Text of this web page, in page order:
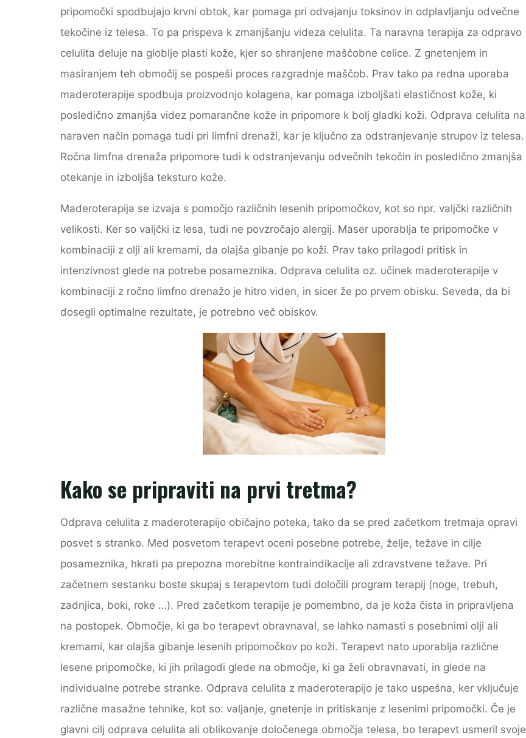
pripomočki spodbujajo krvni obtok, kar pomaga pri odvajanju toksinov in odplavljanju odvečne
tekočine iz telesa. To pa prispeva k zmanjšanju videza celulita. Ta naravna terapija za odpravo
celulita deluje na globlje plasti kože, kjer so shranjene maščobne celice. Z gnetenjem in
masiranjem teh območij se pospeši proces razgradnje maščob. Prav tako pa redna uporaba
maderoterapije spodbuja proizvodnjo kolagena, kar pomaga izboljšati elastičnost kože, ki
posledično zmanjša videz pomarančne kože in pripomore k bolj gladki koži. Odprava celulita na
naraven način pomaga tudi pri limfni drenaži, kar je ključno za odstranjevanje strupov iz telesa.
Ročna limfna drenaža pripomore tudi k odstranjevanju odvečnih tekočin in posledično zmanjša
otekanje in izboljša teksturo kože.
Maderoterapija se izvaja s pomočjo različnih lesenih pripomočkov, kot so npr. valjčki različnih
velikosti. Ker so valjčki iz lesa, tudi ne povzročajo alergij. Maser uporablja te pripomočke v
kombinaciji z olji ali kremami, da olajša gibanje po koži. Prav tako prilagodi pritisk in
intenzivnost glede na potrebe posameznika. Odprava celulita oz. učinek maderoterapije v
kombinaciji z ročno limfno drenažo je hitro viden, in sicer že po prvem obisku. Seveda, da bi
dosegli optimalne rezultate, je potrebno več obiskov.
Kako se pripraviti na prvi tretma?
Odprava celulita z maderoterapijo običajno poteka, tako da se pred začetkom tretmaja opravi
posvet s stranko. Med posvetom terapevt oceni posebne potrebe, želje, težave in cilje
posameznika, hkrati pa prepozna morebitne kontraindikacije ali zdravstvene težave. Pri
začetnem sestanku boste skupaj s terapevtom tudi določili program terapij (noge, trebuh,
zadnjica, boki, roke …). Pred začetkom terapije je pomembno, da je koža čista in pripravljena
na postopek. Območje, ki ga bo terapevt obravnaval, se lahko namasti s posebnimi olji ali
kremami, kar olajša gibanje lesenih pripomočkov po koži. Terapevt nato uporablja različne
lesene pripomočke, ki jih prilagodi glede na območje, ki ga želi obravnavati, in glede na
individualne potrebe stranke. Odprava celulita z maderoterapijo je tako uspešna, ker vključuje
različne masažne tehnike, kot so: valjanje, gnetenje in pritiskanje z lesenimi pripomočki. Če je
glavni cilj odprava celulita ali oblikovanje določenega območja telesa, bo terapevt usmeril svoje